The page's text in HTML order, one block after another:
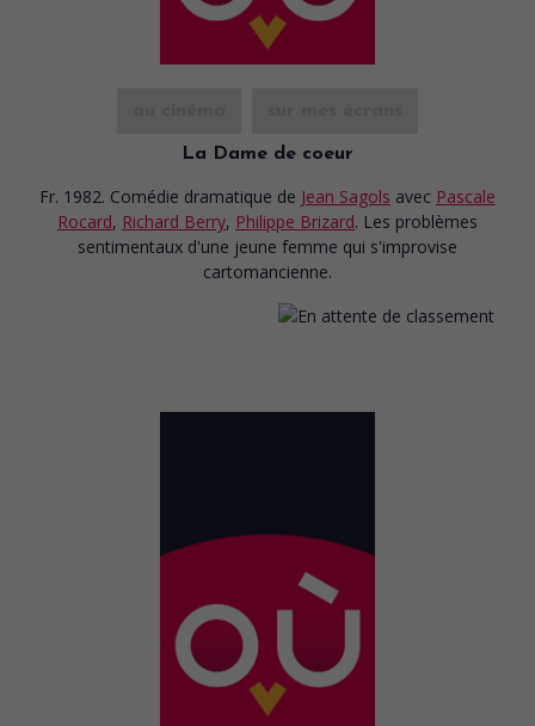
La Dame de coeur
Fr. 1982. Comédie dramatique de Jean Sagols avec Pascale
Rocard, Richard Berry, Philippe Brizard. Les problèmes
sentimentaux d'une jeune femme qui s'improvise
cartomancienne.